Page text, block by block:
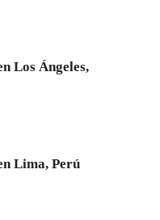
Los Ángeles,
Lima, Perú